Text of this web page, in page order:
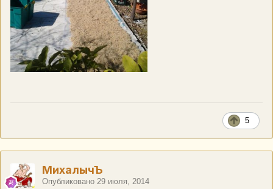
5
МихалычЪ
Опубликовано 29 июля, 2014